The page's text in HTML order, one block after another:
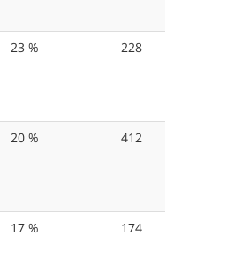
23 % 228
20 % 412
17 % 174